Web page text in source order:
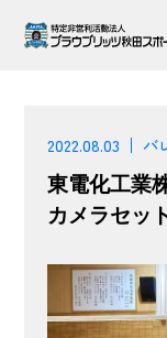
2022.08.03
バ
東電化工業
カメラセッ